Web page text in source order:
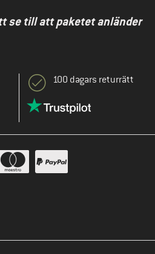
se till att paketet anländer
100 dagars returrätt